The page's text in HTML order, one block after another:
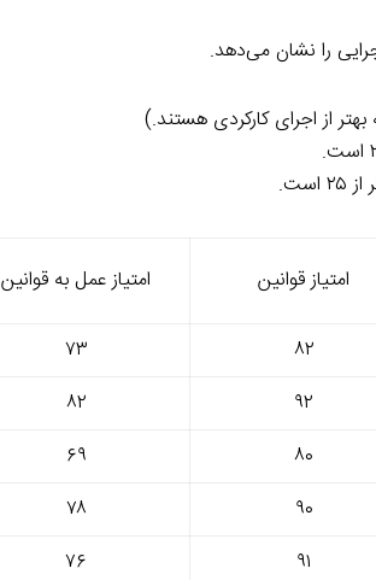
را نشان می‌دهد.
از اجرای کارکردی هستند.)
امتیاز قوانین امتیاز عمل به قوانین
۸۲ ۷۳
۹۲ ۸۲
۸۰ ۶۹
۹۰ ۷۸
۹۱ ۷۶